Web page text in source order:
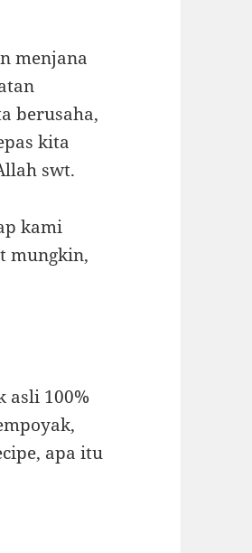
menjana
berusaha,
kita
swt.
kami
mungkin,
asli 100%
apa itu